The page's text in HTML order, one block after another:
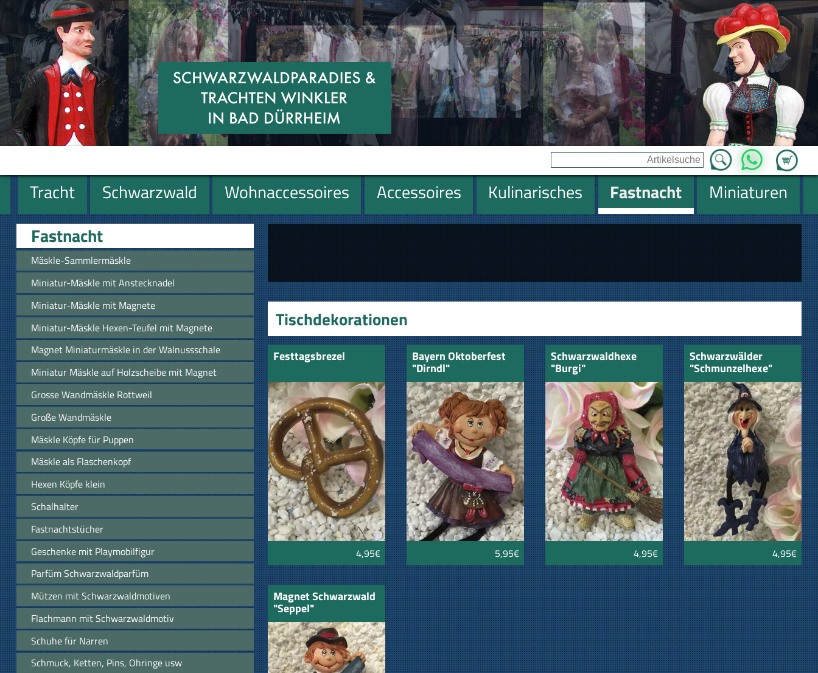
Zum
WhatsApp
Tracht Schwarzwald Wohnaccessoires Accessoires Kulinarisches Fastnacht
Miniaturen
Geschenke
Fastnacht
Mäskle-Sammlermäskle
Miniatur-Mäskle mit Anstecknadel
Miniatur-Mäskle mit Magnete
Miniatur-Mäskle Hexen-Teufel mit Magnete
Magnet Miniaturmäskle in der Walnussschale
Miniatur Mäskle auf Holzscheibe mit Magnet
Grosse Wandmäskle Rottweil
Große Wandmäskle
Mäskle Köpfe für Puppen
Mäskle als Flaschenkopf
Hexen Köpfe klein
Schalhalter
Fastnachtstücher
Geschenke mit Playmobilfigur
Parfüm Schwarzwaldparfüm
Mützen mit Schwarzwaldmotiven
Flachmann mit Schwarzwaldmotiv
Schuhe für Narren
Schmuck, Ketten, Pins, Ohringe usw
Tischdekorationen
Festtagsbrezel
4,95€
Bayern Oktoberfest
"Dirndl"
5,95€
Schwarzwaldhexe
"Burgi"
4,95€
Schwarzwälder
"Schmunzelhexe"
4,95€
Magnet Schwarzwald
"Seppel"